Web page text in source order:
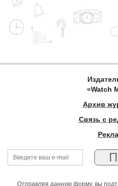
«Watch
Архив
Связь с
Отправляя данную форму, вы